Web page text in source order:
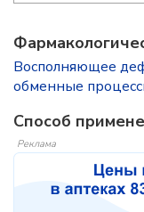
Восполняющее
обменные
Способ
Реклама